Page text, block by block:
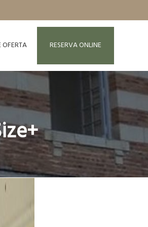
OFERTA RESERVA ONLINE